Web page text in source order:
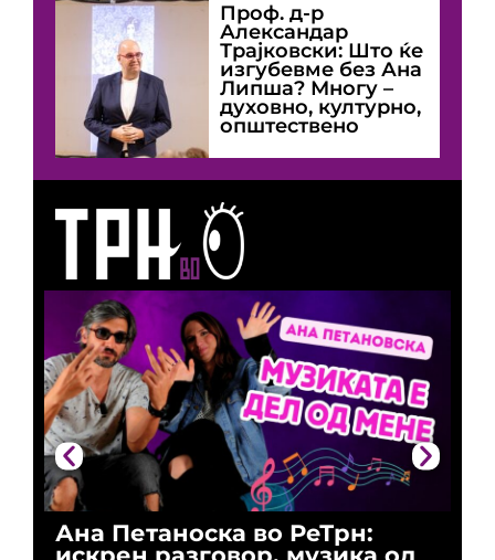
Ана Петаноска во РеТрн:
Проф. д-р
Александар
Трајковски: Што ќе
изгубевме без Ана
Липша? Многу –
духовно, културно,
општествено